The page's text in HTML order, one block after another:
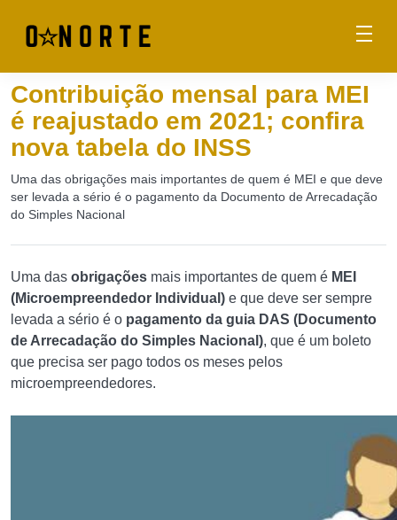
Contribuição mensal para MEI
é reajustado em 2021; confira
nova tabela do INSS
Uma das obrigações mais importantes de quem é MEI e que deve
ser levada a sério é o pagamento da Documento de Arrecadação
do Simples Nacional
Uma das obrigações mais importantes de quem é MEI
(Microempreendedor Individual) e que deve ser sempre
levada a sério é o pagamento da guia DAS (Documento
de Arrecadação do Simples Nacional), que é um boleto
que precisa ser pago todos os meses pelos
microempreendedores.